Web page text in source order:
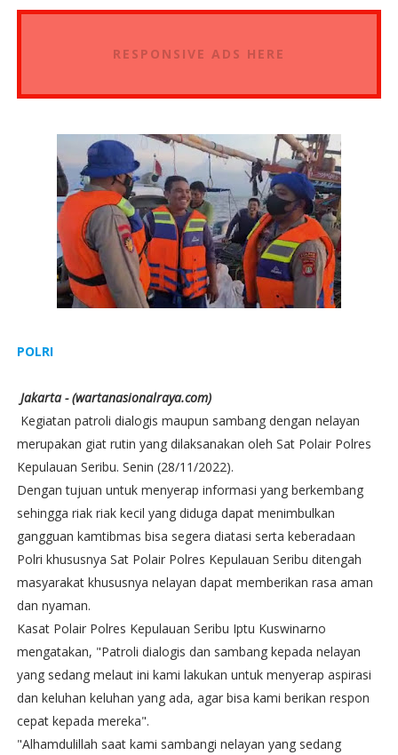
RESPONSIVE ADS HERE
POLRI
Jakarta - (wartanasionalraya.com)
Kegiatan patroli dialogis maupun sambang dengan nelayan
merupakan giat rutin yang dilaksanakan oleh Sat Polair Polres
Kepulauan Seribu. Senin (28/11/2022).
Dengan tujuan untuk menyerap informasi yang berkembang
sehingga riak riak kecil yang diduga dapat menimbulkan
gangguan kamtibmas bisa segera diatasi serta keberadaan
Polri khususnya Sat Polair Polres Kepulauan Seribu ditengah
masyarakat khususnya nelayan dapat memberikan rasa aman
dan nyaman.
Kasat Polair Polres Kepulauan Seribu Iptu Kuswinarno
mengatakan, "Patroli dialogis dan sambang kepada nelayan
yang sedang melaut ini kami lakukan untuk menyerap aspirasi
dan keluhan keluhan yang ada, agar bisa kami berikan respon
cepat kepada mereka".
"Alhamdulillah saat kami sambangi nelayan yang sedang